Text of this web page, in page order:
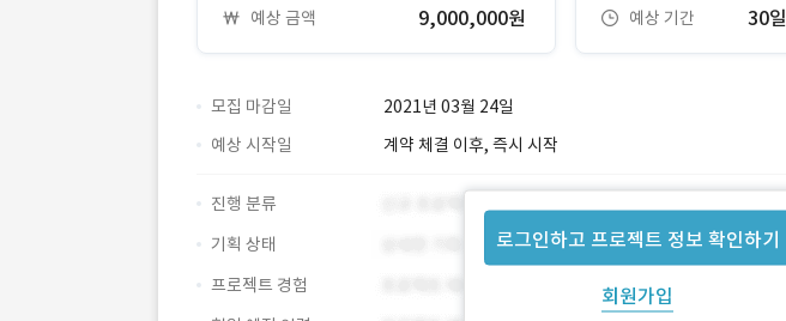
예상 금액 9,000,000원 예상 기간 30일
모집 마감일 2021년 03월 24일
로그인하고 프로젝트 정보 확인하기
회원가입
예상 시작일 계약 체결 이후, 즉시 시작
진행 분류
기획 상태
프로젝트 경험